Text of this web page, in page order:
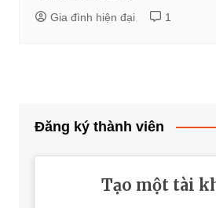
Gia đình hiện đại 1
Đăng ký thành viên
Tạo một tài